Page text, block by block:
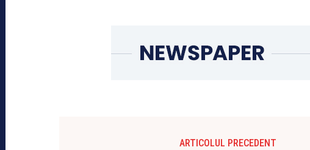
ARTICOLUL PRECEDENT